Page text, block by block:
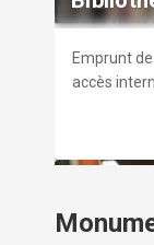
Emprunt
accès